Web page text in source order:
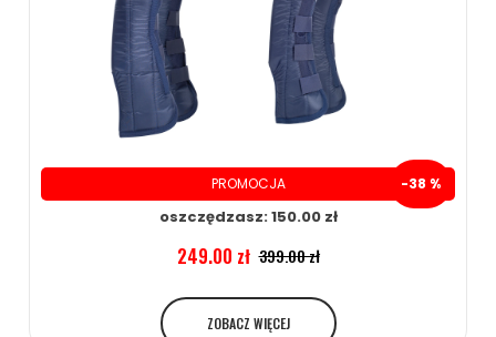
ZOBACZ WIĘCEJ
PROMOCJA -38 %
oszczędzasz: 150.00 zł
249.00 zł 399.00 zł
ZOBACZ WIĘCEJ